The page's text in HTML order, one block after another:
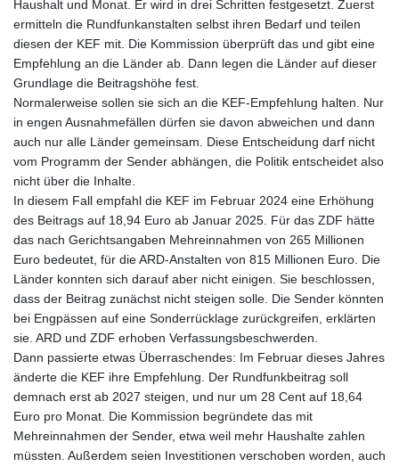
Haushalt und Monat. Er wird in drei Schritten festgesetzt. Zuerst
ermitteln die Rundfunkanstalten selbst ihren Bedarf und teilen
diesen der KEF mit. Die Kommission überprüft das und gibt eine
Empfehlung an die Länder ab. Dann legen die Länder auf dieser
Grundlage die Beitragshöhe fest.
Normalerweise sollen sie sich an die KEF-Empfehlung halten. Nur
in engen Ausnahmefällen dürfen sie davon abweichen und dann
auch nur alle Länder gemeinsam. Diese Entscheidung darf nicht
vom Programm der Sender abhängen, die Politik entscheidet also
nicht über die Inhalte.
In diesem Fall empfahl die KEF im Februar 2024 eine Erhöhung
des Beitrags auf 18,94 Euro ab Januar 2025. Für das ZDF hätte
das nach Gerichtsangaben Mehreinnahmen von 265 Millionen
Euro bedeutet, für die ARD-Anstalten von 815 Millionen Euro. Die
Länder konnten sich darauf aber nicht einigen. Sie beschlossen,
dass der Beitrag zunächst nicht steigen solle. Die Sender könnten
bei Engpässen auf eine Sonderrücklage zurückgreifen, erklärten
sie. ARD und ZDF erhoben Verfassungsbeschwerden.
Dann passierte etwas Überraschendes: Im Februar dieses Jahres
änderte die KEF ihre Empfehlung. Der Rundfunkbeitrag soll
demnach erst ab 2027 steigen, und nur um 28 Cent auf 18,64
Euro pro Monat. Die Kommission begründete das mit
Mehreinnahmen der Sender, etwa weil mehr Haushalte zahlen
müssten. Außerdem seien Investitionen verschoben worden, auch